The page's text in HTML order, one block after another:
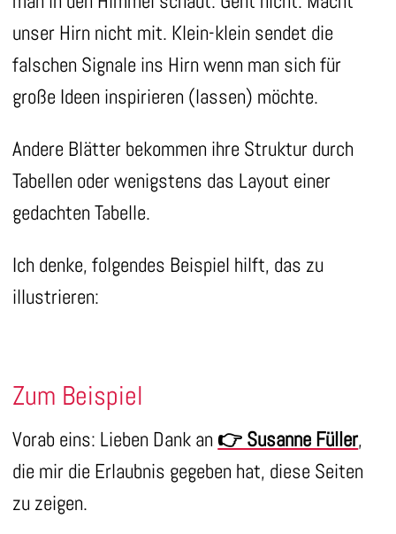
unser Hirn nicht mit. Klein-klein sendet die
falschen Signale ins Hirn wenn man sich für
große Ideen inspirieren (lassen) möchte.
Andere Blätter bekommen ihre Struktur durch
Tabellen oder wenigstens das Layout einer
gedachten Tabelle.
Ich denke, folgendes Beispiel hilft, das zu
illustrieren:
Zum Beispiel
Vorab eins: Lieben Dank an👉 Susanne Füller,
die mir die Erlaubnis gegeben hat, diese Seiten
zu zeigen.